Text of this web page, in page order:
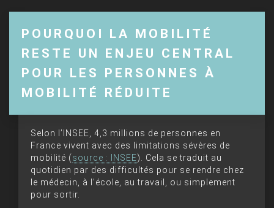
POURQUOI LA MOBILITÉ
RESTE UN ENJEU CENTRAL
POUR LES PERSONNES À
MOBILITÉ RÉDUITE
Selon l’INSEE, 4,3 millions de personnes en
France vivent avec des limitations sévères de
mobilité (source : INSEE). Cela se traduit au
quotidien par des difficultés pour se rendre chez
le médecin, à l’école, au travail, ou simplement
pour sortir.